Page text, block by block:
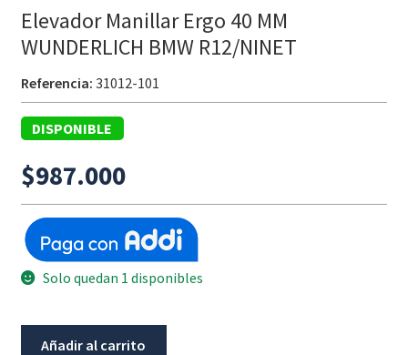
Elevador Manillar Ergo 40 MM
WUNDERLICH BMW R12/NINET
Referencia: 31012-101
DISPONIBLE
$987.000
Solo quedan 1 disponibles
Añadir al carrito